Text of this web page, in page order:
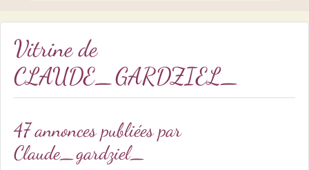
Vitrine de
CLAUDE_GARDZIEL_
47 annonces publiées par
Claude_gardziel_